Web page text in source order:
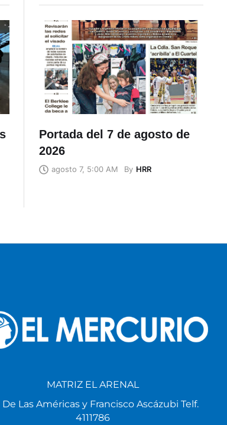
Portada del 7 de agosto de
2026
agosto 7, 5:00 AM By HRR
MATRIZ EL ARENAL
De Las Américas y Francisco Ascázubi Telf.
4111786